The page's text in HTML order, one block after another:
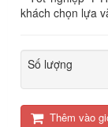
khách chọn lựa
Số lượng
Thêm vào